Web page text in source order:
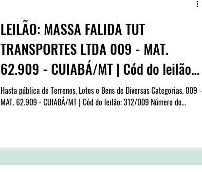
LEILÃO: MASSA FALIDA TUT
TRANSPORTES LTDA 009 - MAT.
62.909 - CUIABÁ/MT | Cód do leilão:
31
Hasta pública de Terrenos, Lotes e Bens de Diversas Categorias. 009 -
MAT. 62.909 - CUIABÁ/MT | Cód do leilão: 312/009 Número do...